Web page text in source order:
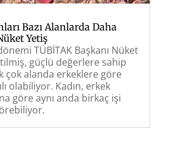
Bazı Alanlarda Daha
Yetiş
TÜBİTAK Başkanı Nüket
güçlü değerlere sahip
çok alanda erkeklere göre
olabiliyor. Kadın, erkek
göre aynı anda birkaç işi